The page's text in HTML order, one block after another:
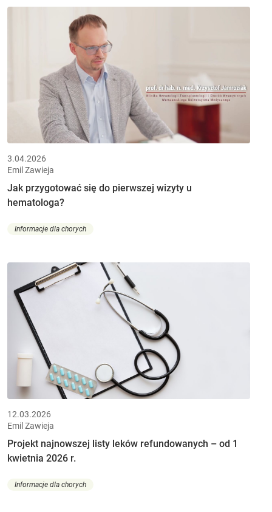
3.04.2026
Emil Zawieja
Jak przygotować się do pierwszej wizyty u
hematologa?
Informacje dla chorych
12.03.2026
Emil Zawieja
Projekt najnowszej listy leków refundowanych – od 1
kwietnia 2026 r.
Informacje dla chorych